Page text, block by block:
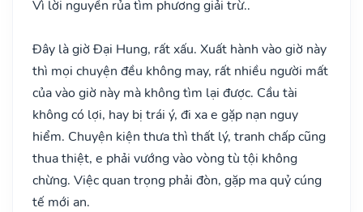
Vì lời nguyền rủa tìm phương giải trừ..
Đây là giờ Đại Hung, rất xấu. Xuất hành vào giờ này
thì mọi chuyện đều không may, rất nhiều người mất
của vào giờ này mà không tìm lại được. Cầu tài
không có lợi, hay bị trái ý, đi xa e gặp nạn nguy
hiểm. Chuyện kiện thưa thì thất lý, tranh chấp cũng
thua thiệt, e phải vướng vào vòng tù tội không
chừng. Việc quan trọng phải đòn, gặp ma quỷ cúng
tế mới an.